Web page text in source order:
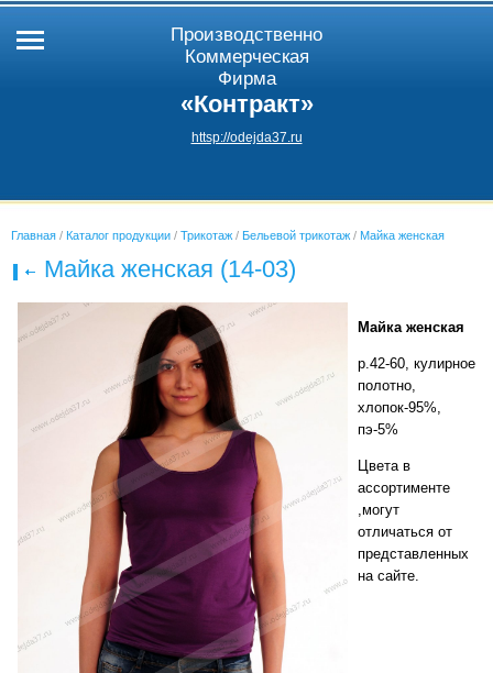
Производственно
Коммерческая
Фирма
«Контракт»
httsp://odejda37.ru
Главная / Каталог продукции / Трикотаж / Бельевой трикотаж / Майка женская
Майка женская (14-03)
Майка женская
р.42-60, кулирное
полотно,
хлопок-95%,
пэ-5%
Цвета в
ассортименте
,могут
отличаться от
представленных
на сайте.